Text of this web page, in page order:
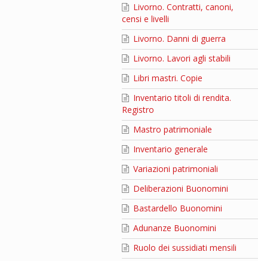
Livorno. Contratti, canoni,
censi e livelli
Livorno. Danni di guerra
Livorno. Lavori agli stabili
Libri mastri. Copie
Inventario titoli di rendita.
Registro
Mastro patrimoniale
Inventario generale
Variazioni patrimoniali
Deliberazioni Buonomini
Bastardello Buonomini
Adunanze Buonomini
Ruolo dei sussidiati mensili